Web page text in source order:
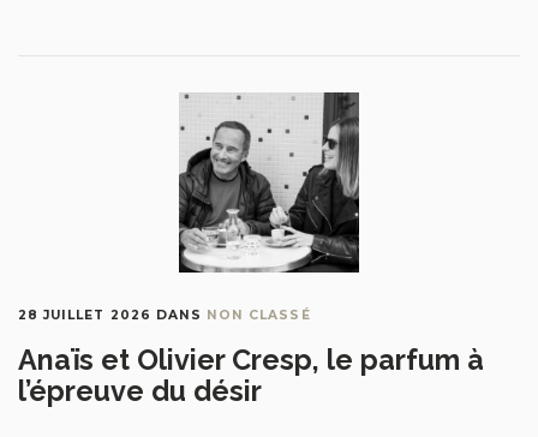
28 JUILLET 2026 DANS NON CLASSÉ
Anaïs et Olivier Cresp, le parfum à
l’épreuve du désir